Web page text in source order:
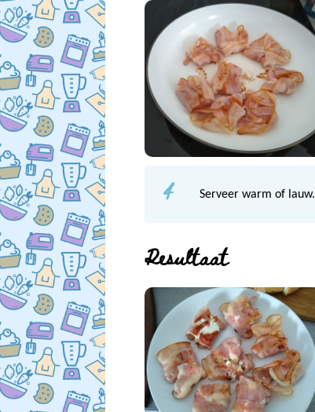
4 Serveer warm of lauw.
Resultaat